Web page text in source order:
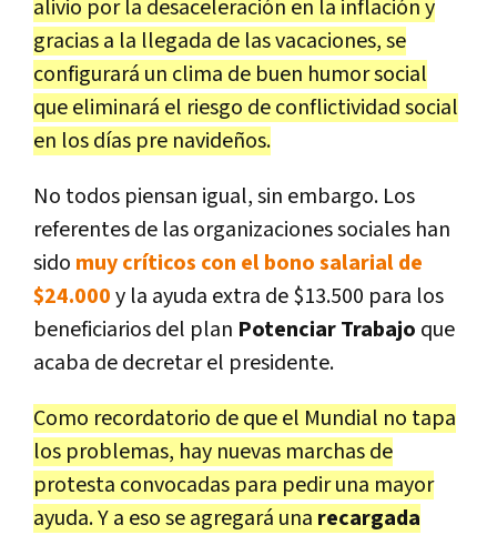
alivio por la desaceleración en la inflación y
gracias a la llegada de las vacaciones, se
configurará un clima de buen humor social
que eliminará el riesgo de conflictividad social
en los días pre navideños.
No todos piensan igual, sin embargo. Los
referentes de las organizaciones sociales han
sido muy críticos con el bono salarial de
$24.000y la ayuda extra de $13.500 para los
beneficiarios del plan Potenciar Trabajo que
acaba de decretar el presidente.
Como recordatorio de que el Mundial no tapa
los problemas, hay nuevas marchas de
protesta convocadas para pedir una mayor
ayuda. Y a eso se agregará una recargada